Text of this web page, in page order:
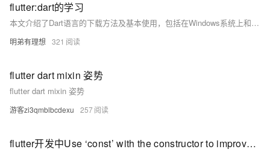
flutter:dart的学习
本文介绍了Dart语言的下载方法及基本使用，包括在Windows系统上和VSCode中的安装步骤，并展示了如何运行Dart代码。此外，还详细说明了Dart的基础语法、构造函数、泛型以及库的使用方法。文中通过示例代码解释了闭包、运算符等概念，并介绍了Dart的新特性如非空断言操作符和延迟初始化变量。最后，提供了添加第三方库依赖的方法。
明弟有理想 321
flutter dart mixin 姿势
flutter dart mixin 姿势
游客zi3qmblbcdexu 257
flutter开发中Use ‘const’ with the constructor to improve performance. Try adding the ‘const’ keyword to the constructor invocation.报错如何解决-优雅草卓伊凡